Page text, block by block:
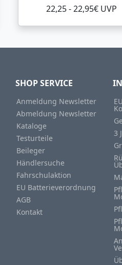
22,25 - 22,95€ UVP
SHOP SERVICE
Anmeldung Newsletter
Abmeldung Newsletter
Kataloge
Testurteile
Beileger
Händlersuche
Fahrschulaktion
EU Batterieverordnung
AGB
Kontakt
EU
3